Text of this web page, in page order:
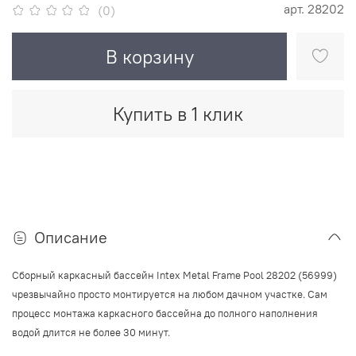
(0) арт. 28202
В корзину
Купить в 1 клик
Описание
Сборный каркасный бассейн Intex Metal Frame Pool 28202 (56999)
чрезвычайно просто монтируется на любом дачном участке. Сам
процесс монтажа каркасного бассейна до полного наполнения
водой длится не более 30 минут.